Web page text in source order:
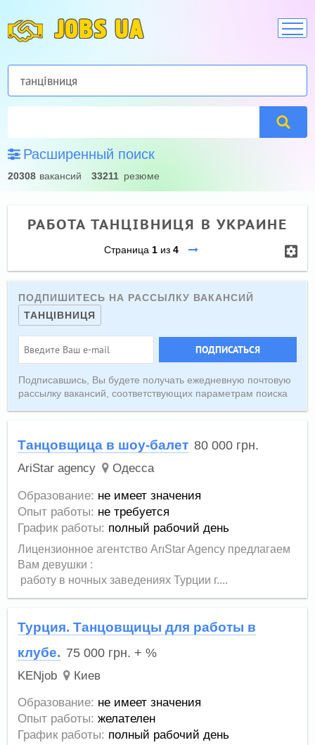
JOBS UA
Расширенный поиск
20308 вакансий 33211 резюме
РАБОТА ТАНЦІВНИЦЯ В УКРАИНЕ
Страница 1 из 4
ПОДПИШИТЕСЬ НА РАССЫЛКУ ВАКАНСИЙ
ТАНЦІВНИЦЯ
ПОДПИСАТЬСЯ
Подписавшись, Вы будете получать ежедневную почтовую
рассылку вакансий, соответствующих параметрам поиска
Танцовщица в шоу-балет 80 000 грн.
AriStar agency Одесса
Образование: не имеет значения
Опыт работы: не требуется
График работы: полный рабочий день
Лицензионное агентство ArıStar Agency предлагаем
Вам девушки :
работу в ночных заведениях Турции г....
Турция. Танцовщицы для работы в
клубе. 75 000 грн. + %
KENjob Киев
Образование: не имеет значения
Опыт работы: желателен
График работы: полный рабочий день